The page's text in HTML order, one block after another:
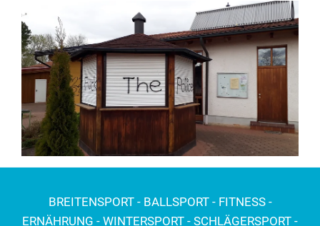
BREITENSPORT - BALLSPORT - FITNESS -
ERNÄHRUNG - WINTERSPORT - SCHLÄGERSPORT -